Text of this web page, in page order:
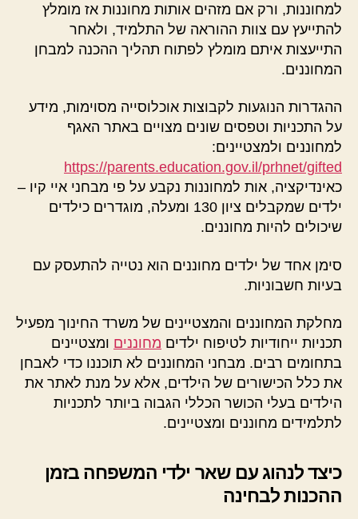
למחוננות, ורק אם מזהים אותות מחוננות אז מומלץ
להתייעץ עם צוות ההוראה של התלמיד, ולאחר
התייעצות איתם מומלץ לפתוח תהליך ההכנה למבחן
המחוננים.
ההגדרות הנוגעות לקבוצות אוכלוסייה מסוימות, מידע
על התכניות וטפסים שונים מצויים באתר האגף
למחוננים ולמצטיינים:
https://parents.education.gov.il/prhnet/gifted
כאינדיקציה, אות למחוננות נקבע על פי מבחני איי קיו –
ילדים שמקבלים ציון 130 ומעלה, מוגדרים כילדים
שיכולים להיות מחוננים.
סימן אחד של ילדים מחוננים הוא נטייה להתעסק עם
בעיות חשבוניות.
מחלקת המחוננים והמצטיינים של משרד החינוך מפעיל
תכניות ייחודיות לטיפוח ילדים מחוננים ומצטיינים
בתחומים רבים. מבחני המחוננים לא תוכננו כדי לאבחן
את כלל הכישורים של הילדים, אלא על מנת לאתר את
הילדים בעלי הכושר הכללי הגבוה ביותר לתכניות
לתלמידים מחוננים ומצטיינים.
כיצד לנהוג עם שאר ילדי המשפחה בזמן
ההכנות לבחינה